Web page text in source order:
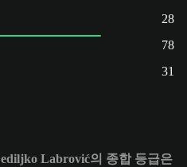
28
78
31
Labrović의 종합 등급은